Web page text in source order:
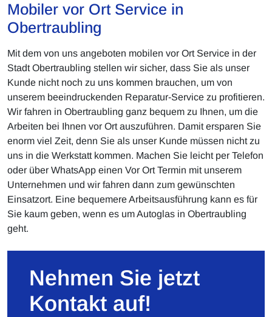
Mobiler vor Ort Service in
Obertraubling
Mit dem von uns angeboten mobilen vor Ort Service in der
Stadt Obertraubling stellen wir sicher, dass Sie als unser
Kunde nicht noch zu uns kommen brauchen, um von
unserem beeindruckenden Reparatur-Service zu profitieren.
Wir fahren in Obertraubling ganz bequem zu Ihnen, um die
Arbeiten bei Ihnen vor Ort auszuführen. Damit ersparen Sie
enorm viel Zeit, denn Sie als unser Kunde müssen nicht zu
uns in die Werkstatt kommen. Machen Sie leicht per Telefon
oder über WhatsApp einen Vor Ort Termin mit unserem
Unternehmen und wir fahren dann zum gewünschten
Einsatzort. Eine bequemere Arbeitsausführung kann es für
Sie kaum geben, wenn es um Autoglas in Obertraubling
geht.
Nehmen Sie jetzt
Kontakt auf!